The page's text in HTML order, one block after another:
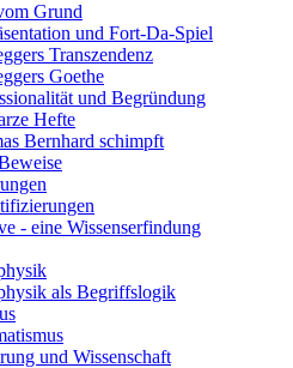
Grund
und Fort-Da-Spiel
Transzendenz
Goethe
und Begründung
Hefte
Bernhard schimpft
- eine Wissenserfindung
als Begriffslogik
und Wissenschaft